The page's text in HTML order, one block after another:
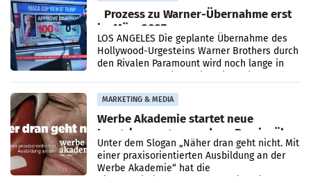
Prozess zu Warner-Übernahme erst
im März 2027
LOS ANGELES Die geplante Übernahme des
Hollywood-Urgesteins Warner Brothers durch
den Rivalen Paramount wird noch lange in
MARKETING & MEDIA
Werbe Akademie startet neue
Imagekampagne rund um Praxisnähe
Unter dem Slogan „Näher dran geht nicht. Mit
einer praxisorientierten Ausbildung an der
Werbe Akademie“ hat die